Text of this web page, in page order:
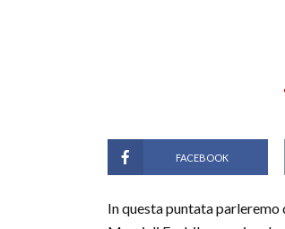
FACEBOOK
In questa puntata parleremo